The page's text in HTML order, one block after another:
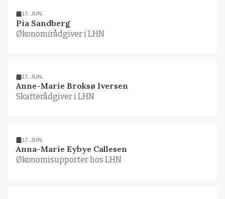
17. JUN.
Pia Sandberg
Økonomirådgiver i LHN
17. JUN.
Anne-Marie Broksø Iversen
Skatterådgiver i LHN
17. JUN.
Anna-Marie Eybye Callesen
Økonomisupporter hos LHN